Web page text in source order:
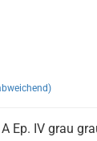
Ep. IV grau